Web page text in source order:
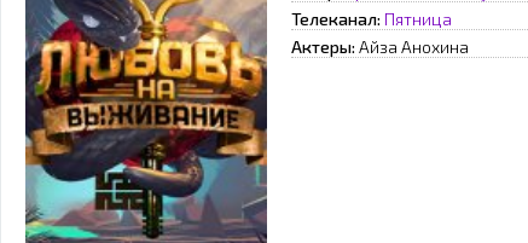
Телеканал: Пятница
Актеры: Айза Анохина